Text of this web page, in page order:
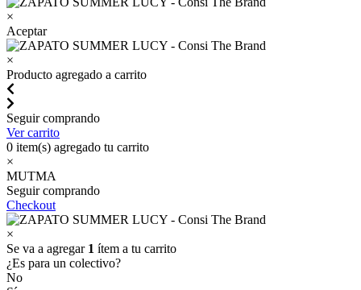
×
Aceptar
×
Producto agregado a carrito
Seguir comprando
Ver carrito
0 item(s) agregado tu carrito
×
MUTMA
Seguir comprando
Checkout
×
Se va a agregar 1 ítem a tu carrito
¿Es para un colectivo?
No